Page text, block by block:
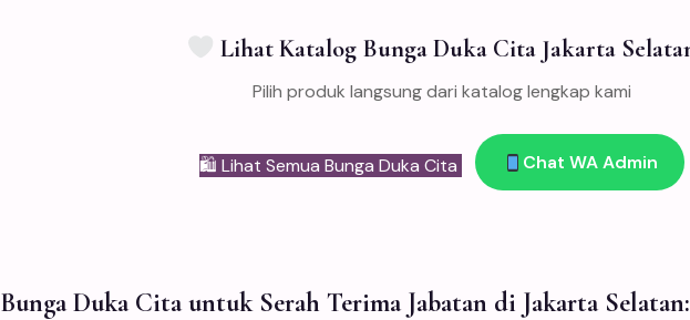
Lihat Katalog Bunga Duka Cita Jakarta
Pilih produk langsung dari katalog lengkap kami
🛍 Lihat Semua Bunga Duka Cita Chat WA Admin
Bunga Duka Cita untuk Serah Terima Jabatan di Jakarta